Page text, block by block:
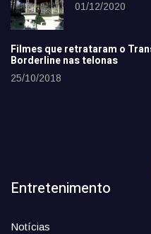
01/12/2020
Filmes que retrataram o
Borderline nas telonas
25/10/2018
Entretenimento
Notícias